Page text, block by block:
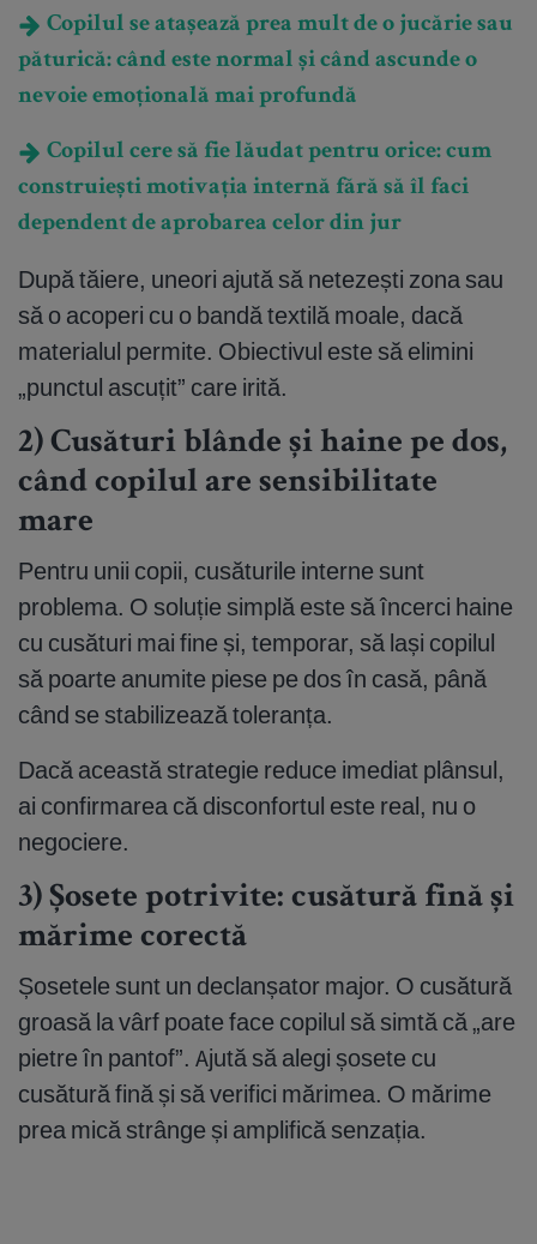
Copilul se atașează prea mult de o jucărie sau
păturică: când este normal și când ascunde o
nevoie emoțională mai profundă
Copilul cere să fie lăudat pentru orice: cum
construiești motivația internă fără să îl faci
dependent de aprobarea celor din jur
După tăiere, uneori ajută să netezești zona sau
să o acoperi cu o bandă textilă moale, dacă
materialul permite. Obiectivul este să elimini
„punctul ascuțit” care irită.
2) Cusături blânde și haine pe dos,
când copilul are sensibilitate
mare
Pentru unii copii, cusăturile interne sunt
problema. O soluție simplă este să încerci haine
cu cusături mai fine și, temporar, să lași copilul
să poarte anumite piese pe dos în casă, până
când se stabilizează toleranța.
Dacă această strategie reduce imediat plânsul,
ai confirmarea că disconfortul este real, nu o
negociere.
3) Șosete potrivite: cusătură fină și
mărime corectă
Șosetele sunt un declanșator major. O cusătură
groasă la vârf poate face copilul să simtă că „are
pietre în pantof”. Ajută să alegi șosete cu
cusătură fină și să verifici mărimea. O mărime
prea mică strânge și amplifică senzația.